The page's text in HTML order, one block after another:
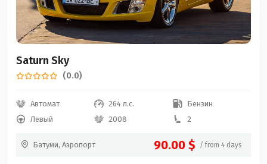
Saturn Sky
(0.0)
Автомат 264 л.с.
Бензин
Левый
2008 2
Батуми, Аэропорт 90.00 $ / from 4 days